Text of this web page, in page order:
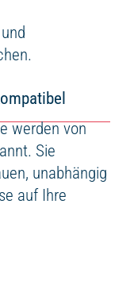
werden von
Sie
unabhängig
auf Ihre